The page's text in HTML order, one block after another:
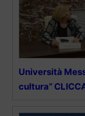
Università
cultura”